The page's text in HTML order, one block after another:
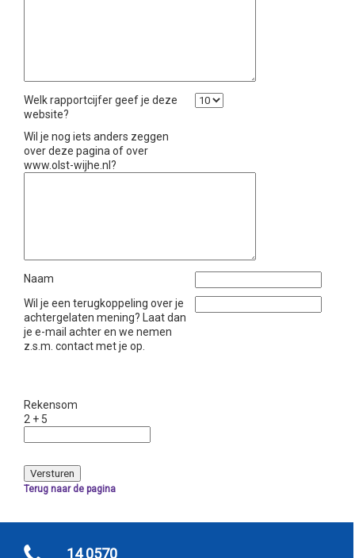
Welk rapportcijfer geef je deze
website?
Wil je nog iets anders zeggen
over deze pagina of over
www.olst-wijhe.nl?
Naam
Wil je een terugkoppeling over je
achtergelaten mening? Laat dan
je e-mail achter en we nemen
z.s.m. contact met je op.
Rekensom
2 + 5
Terug naar de pagina
14 0570